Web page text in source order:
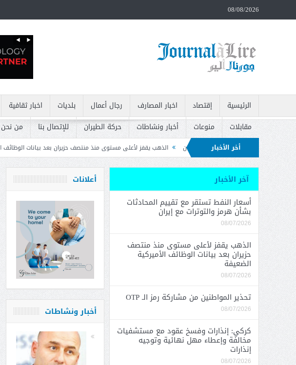
08/08/2026
الرئيسية إقتصاد اخبار المصارف رجال أعمال بلديات اخبار ثقافية
مقابلات
منوعات أخبار ونشاطات حركة الطيران للإتصال بنا من نحن
أخر الأخبار مع إيران الذهب يقفز لأعلى مستوى منذ منتصف حزيران بعد بيانات الوظائف الأميركية الضعيفة
وتدعو إلى سحبه
أعلانات
أخبار ونشاطات
آخر الأخبار
أسعار النفط تستقر مع تقييم المحادثات
بشأن هرمز والتوترات مع إيران
08/07/2026
الذهب يقفز لأعلى مستوى منذ منتصف
حزيران بعد بيانات الوظائف الأميركية
الضعيفة
08/07/2026
تحذير المواطنين من مشاركة رمز الـ OTP
08/07/2026
كركي: إنذارات وفسخ عقود مع مستشفيات
مخالفة وإعطاء مهل نهائية وتوجيه
إنذارات
08/07/2026